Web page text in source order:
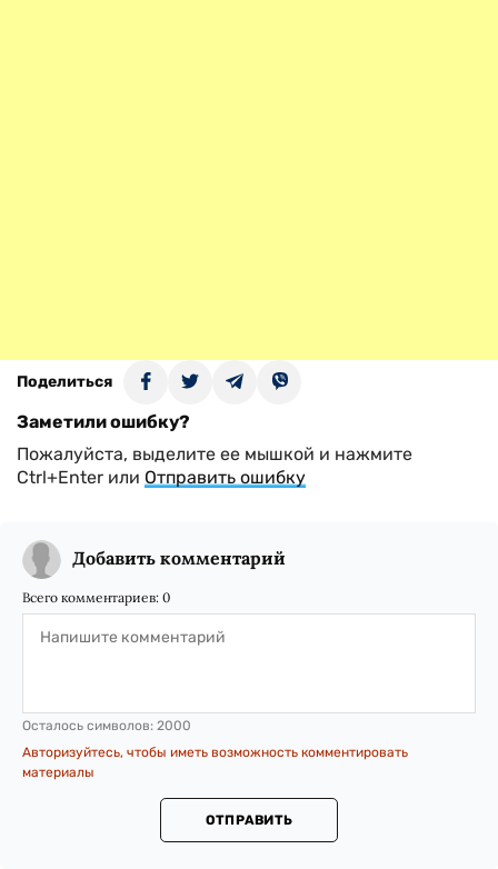
Поделиться
Заметили ошибку?
Пожалуйста, выделите ее мышкой и нажмите
Ctrl+Enter или Отправить ошибку
Добавить комментарий
Всего комментариев: 0
Осталось символов: 2000
Авторизуйтесь, чтобы иметь возможность комментировать
материалы
ОТПРАВИТЬ